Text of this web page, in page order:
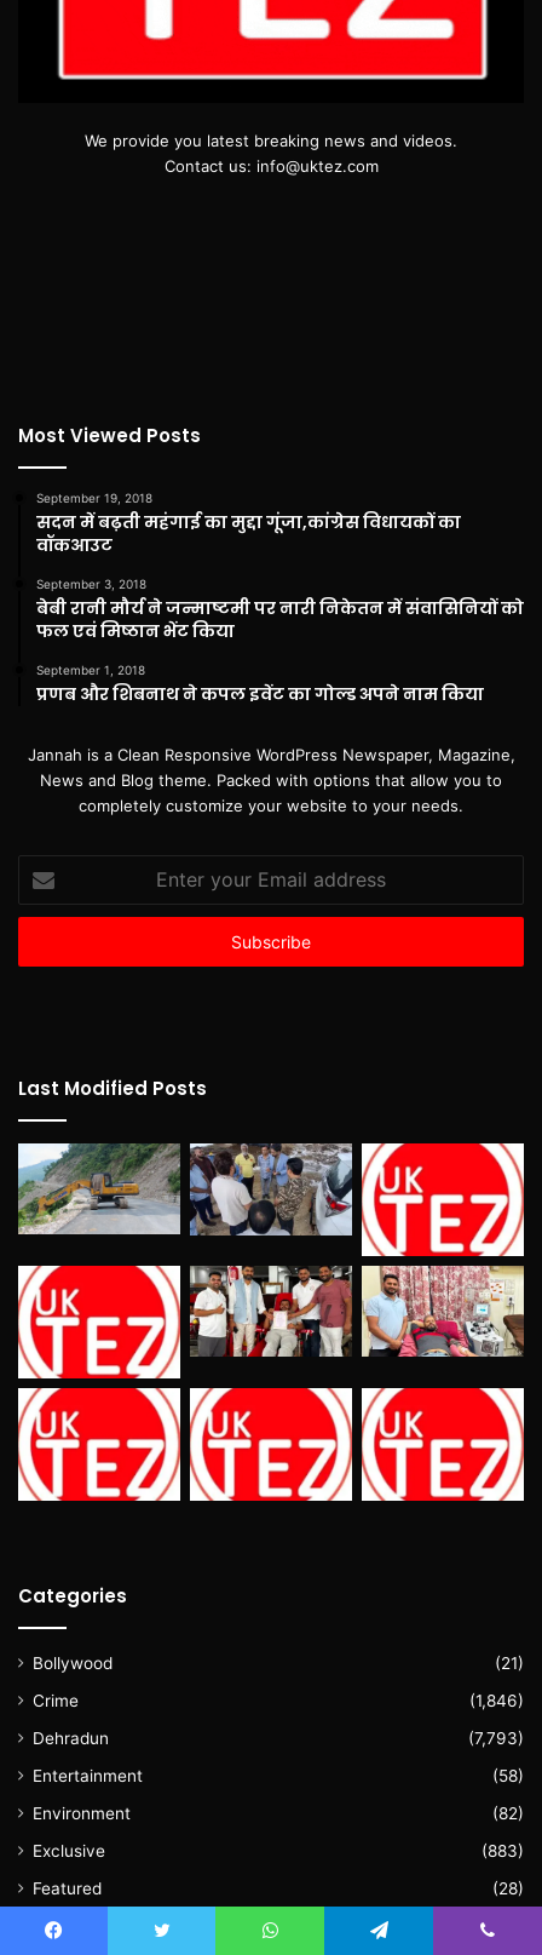
We provide you latest breaking news and videos.
Contact us: info@uktez.com
Most Viewed Posts
September 19, 2018
सदन में बढ़ती महंगाई का मुद्दा गूंजा,कांग्रेस विधायकों का
वॉकआउट
September 3, 2018
बेबी रानी मौर्य ने जन्माष्टमी पर नारी निकेतन में संवासिनियों को
फल एवं मिष्ठान भेंट किया
September 1, 2018
प्रणब और शिबनाथ ने कपल इवेंट का गोल्ड अपने नाम किया
Jannah is a Clean Responsive WordPress Newspaper, Magazine,
News and Blog theme. Packed with options that allow you to
completely customize your website to your needs.
your
Email
Last Modified Posts
Categories
Bollywood
(21)
Crime
(1,846)
Dehradun
(7,793)
Entertainment
(58)
Environment
(82)
Exclusive
(883)
Featured
(28)
Haridwar
(1,067)